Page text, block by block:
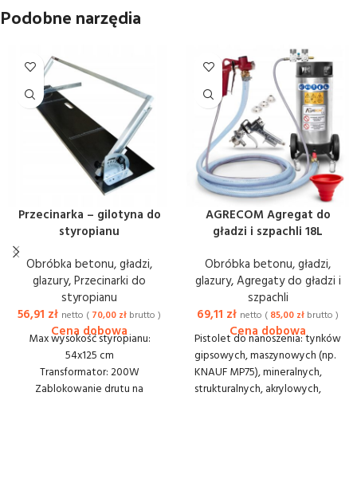
Podobne narzędia
Przecinarka – gilotyna do
styropianu
Obróbka betonu, gładzi,
glazury,Przecinarki do
styropianu
56,91 zł netto ( 70,00 zł brutto )
Max wysokość styropianu:
54x125 cm
Transformator: 200W
Zablokowanie drutu na
AGRECOM Agregat do
gładzi i szpachli 18L
Obróbka betonu, gładzi,
glazury,Agregaty do gładzi i
szpachli
69,11 zł netto ( 85,00 zł brutto )
Pistolet do nanoszenia: tynków
gipsowych, maszynowych (np.
KNAUF MP75), mineralnych,
strukturalnych, akrylowych,